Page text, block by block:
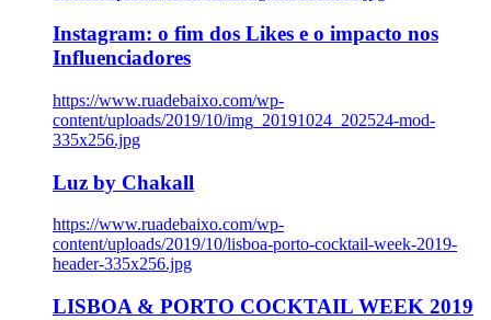
Instagram: o fim dos Likes e o impacto nos
Influenciadores
https://www.ruadebaixo.com/wp-
content/uploads/2019/10/img_20191024_202524-mod-
335x256.jpg
Luz by Chakall
https://www.ruadebaixo.com/wp-
content/uploads/2019/10/lisboa-porto-cocktail-week-2019-
header-335x256.jpg
LISBOA & PORTO COCKTAIL WEEK 2019